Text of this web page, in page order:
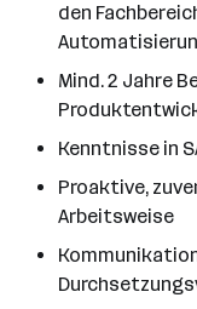
den
Mind. 2 Jahre
Kenntnisse in
Proaktive,
Arbeitsweise